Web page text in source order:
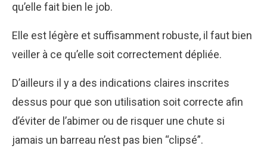
qu’elle fait bien le job.
Elle est légère et suffisamment robuste, il faut bien
veiller à ce qu’elle soit correctement dépliée.
D’ailleurs il y a des indications claires inscrites
dessus pour que son utilisation soit correcte afin
d’éviter de l’abimer ou de risquer une chute si
jamais un barreau n’est pas bien “clipsé”.